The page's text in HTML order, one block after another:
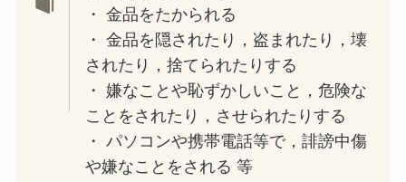
・ 金品をたかられる
・ 金品を隠されたり，盗まれたり，壊
されたり，捨てられたりする
・ 嫌なことや恥ずかしいこと，危険な
ことをされたり，させられたりする
・ パソコンや携帯電話等で，誹謗中傷
や嫌なことをされる 等